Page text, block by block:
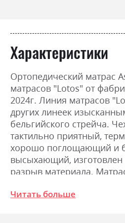
Характеристики
Ортопедический матрас
матрасов "Lotos" от
2024г. Линия матрасов
других линеек
бельгийского стрейча.
тактильно приятный,
хорошо поглощающий и
высыхающий, изготовлен
разрыв материала.
матрасах с массирующим
Читать больше